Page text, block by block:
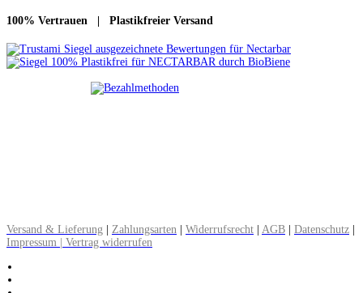
100% Vertrauen | Plastikfreier Versand
Versand & Lieferung
Zahlungsarten Widerrufsrecht AGB Datenschutz
Impressum | Vertrag widerrufen